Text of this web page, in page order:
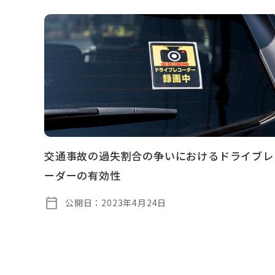
交通事故の過失割合の争いにおけるドライブ
ーダーの有効性
calendar_today 公開日： 2023年4月24日